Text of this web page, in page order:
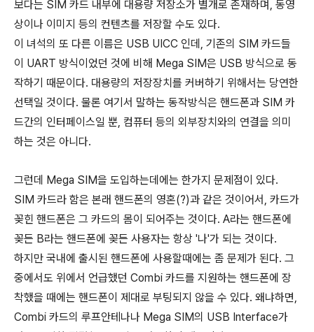
보다는 SIM 카드 내부에 대용량 저장소가 별개로 존재하며, 동영
상이나 이미지 등의 컨텐츠를 저장할 수도 있다.
이 녀석의 또 다른 이름은 USB UICC 인데, 기존의 SIM 카드들
이 UART 방식이었던 것에 비해 Mega SIM은 USB 방식으로 동
작하기 때문이다. 대용량의 저장장치를 커버하기 위해서는 당연한
선택일 것이다. 물론 여기서 말하는 동작방식은 핸드폰과 SIM 카
드간의 인터페이스일 뿐, 컴퓨터 등의 외부장치와의 연결을 의미
하는 것은 아니다.
그런데 Mega SIM을 도입하는데에는 한가지 문제점이 있다.
SIM 카드라 함은 본래 핸드폰의 영혼(?)과 같은 것이어서, 카드가
꽂힌 핸드폰은 그 카드의 몸이 되어주는 것이다. A라는 핸드폰에
꽂든 B라는 핸드폰에 꽂든 사용자는 항상 '나'가 되는 것이다.
하지만 국내에 출시된 핸드폰에 사용할때에는 좀 문제가 된다. 그
중에서도 위에서 언급했던 Combi 카드를 지원하는 핸드폰에 장
착했을 때에는 핸드폰이 제대로 부팅되지 않을 수 있다. 왜냐하면,
Combi 카드의 루프안테나나 Mega SIM의 USB Interface가